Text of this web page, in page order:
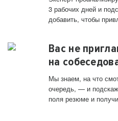
3 рабочих дней и
добавить, чтобы
Вас не
на
Мы знаем, на что
очередь, — и
поля резюме и